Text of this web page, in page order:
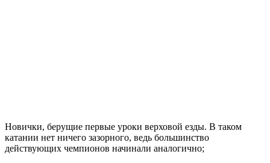
Новички, берущие первые уроки верховой езды. В таком
катании нет ничего зазорного, ведь большинство
действующих чемпионов начинали аналогично;